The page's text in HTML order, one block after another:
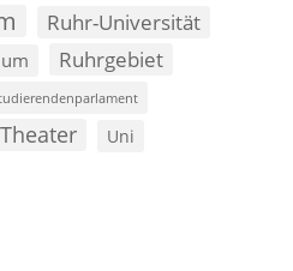
Ruhr-Universität
Ruhrgebiet
Theater Uni